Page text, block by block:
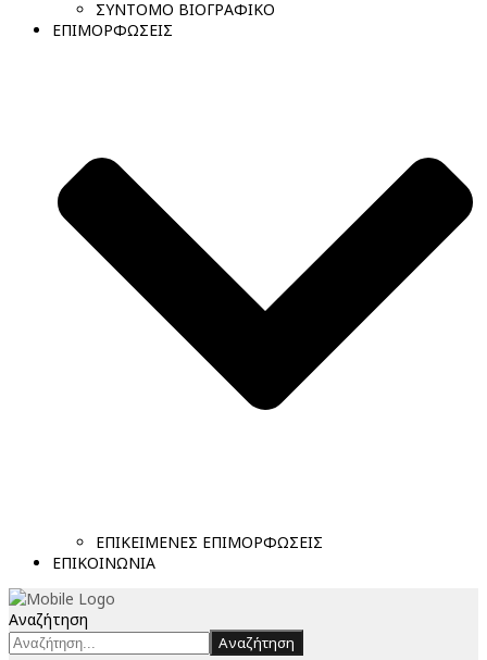
ΣΥΝΤΟΜΟ ΒΙΟΓΡΑΦΙΚΟ
ΕΠΙΜΟΡΦΩΣΕΙΣ
ΕΠΙΚΕΙΜΕΝΕΣ ΕΠΙΜΟΡΦΩΣΕΙΣ
ΕΠΙΚΟΙΝΩΝΙΑ
Αναζήτηση
Αναζήτηση